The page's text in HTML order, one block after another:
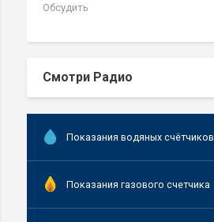
Обсудить
Смотри Радио
Показания водяных счётчиков
Показания газового счетчика